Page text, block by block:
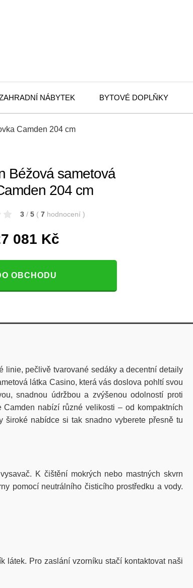
NÁBYTEK BYTOVÉ DOPLŇKY
Camden 204 cm
Béžová sametová
204 cm
3 / 5 ( 7 hodnocení )
081 Kč
OBCHODU
linie, pečlivě tvarované sedáky a decentní detaily
látka Casino, která vás doslova pohltí svou
snadnou údržbou a zvýšenou odolností proti
nabízí různé velikosti – od kompaktních
nabídce si tak snadno vyberete přesně tu
K čištění mokrých nebo mastných skvrn
pomocí neutrálního čisticího prostředku a vody.
látek. Pro zaslání vzorníku stačí kontaktovat naši